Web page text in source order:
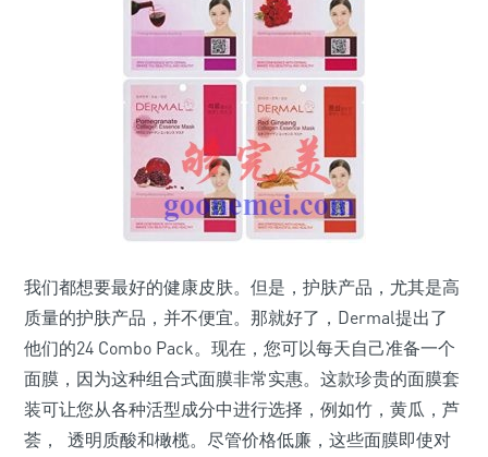
我们都想要最好的健康皮肤。但是，护肤产品，尤其是高
质量的护肤产品，并不便宜。那就好了，Dermal提出了
他们的24 Combo Pack。现在，您可以每天自己准备一个
面膜，因为这种组合式面膜非常实惠。这款珍贵的面膜套
装可让您从各种活型成分中进行选择，例如竹，黄瓜，芦
荟， 透明质酸和橄榄。尽管价格低廉，这些面膜即使对